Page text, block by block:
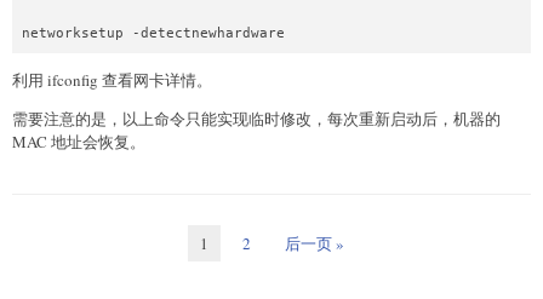
networksetup -detectnewhardware
利用 ifconfig 查看网卡详情。
需要注意的是，以上命令只能实现临时修改，每次重新启动后，机器的
MAC 地址会恢复。
1 2 后一页 »